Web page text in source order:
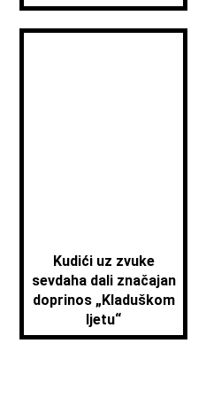
Kudići uz zvuke
sevdaha dali značajan
doprinos „Kladuškom
ljetu“